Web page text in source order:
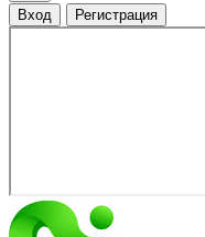
Вход Регистрация